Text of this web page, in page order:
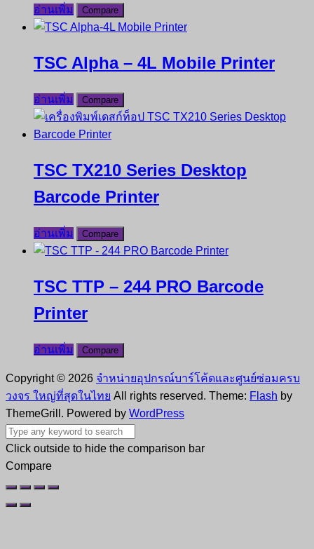
อ่านเพิ่ม Compare
TSC Alpha – 4L Mobile Printer
อ่านเพิ่ม Compare
TSC TX210 Series Desktop
Barcode Printer
อ่านเพิ่ม Compare
TSC TTP – 244 PRO Barcode
Printer
อ่านเพิ่ม Compare
Copyright © 2026 จำหน่ายอุปกรณ์บาร์โค้ดและศูนย์ซ่อมครบ
วงจร ใหญ่ที่สุดในไทย All rights reserved. Theme: Flash by
ThemeGrill. Powered by WordPress
Click outside to hide the comparison bar
Compare